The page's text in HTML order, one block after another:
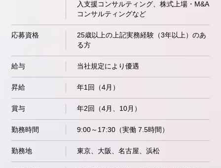
入支援コンサルティング、株式上場・M&A
コンサルティングなど
応募資格
25歳以上の上記実務経験（3年以上）のあ
る方
給与 当社規定により優遇
昇給 年1回（4月）
賞与 年2回（4月、10月）
勤務時間 9:00～17:30（実働 7.5時間）
勤務地 東京、大阪、名古屋、浜松